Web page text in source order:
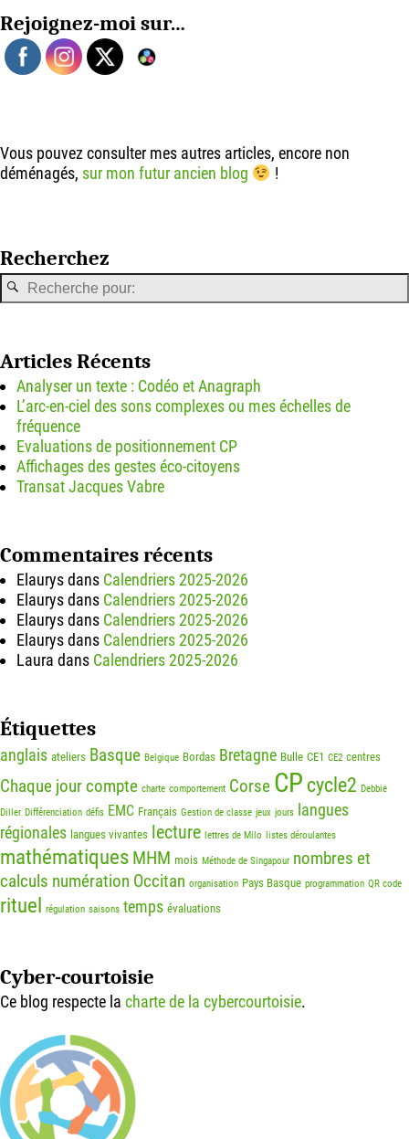
Rejoignez-moi sur…
Vous pouvez consulter mes autres articles, encore non
déménagés, sur mon futur ancien blog !
Recherchez
Articles Récents
Analyser un texte : Codéo et Anagraph
L’arc-en-ciel des sons complexes ou mes échelles de
fréquence
Evaluations de positionnement CP
Affichages des gestes éco-citoyens
Transat Jacques Vabre
Commentaires récents
Elaurysdans Calendriers 2025-2026
Elaurysdans Calendriers 2025-2026
Elaurysdans Calendriers 2025-2026
Elaurysdans Calendriers 2025-2026
Laura dans Calendriers 2025-2026
Étiquettes
anglais ateliers Basque Belgique Bordas Bretagne Bulle CE1 CE2 centres
Chaque jour compte charte comportement Corse CP cycle2 Debbie
Diller Différenciation défis EMC Français Gestion de classe jeux jours
langues
régionales langues vivantes lecture lettres de Milo listes déroulantes
mathématiques MHM mois Méthode de Singapour nombres et
calculs numération Occitan organisation Pays Basque programmation QR code
rituel régulation saisons temps évaluations
Cyber-courtoisie
Ce blog respecte la charte de la cybercourtoisie.